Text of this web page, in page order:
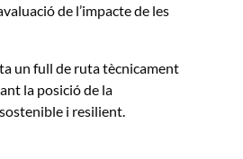
de l’impacte de les
un full de ruta tècnicament
la posició de la
i resilient.